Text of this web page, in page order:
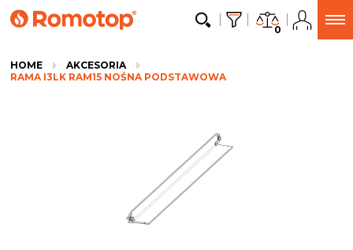
0
HOME
AKCESORIA
RAMA I3LK RAM15 NOŚNA PODSTAWOWA